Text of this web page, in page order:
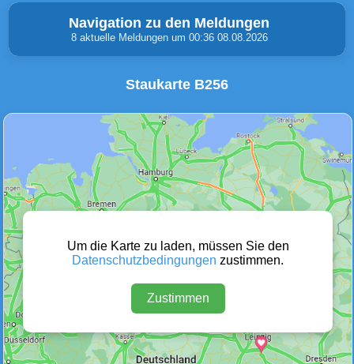
Navigation zu den Meldungen
8 aktuelle Meldungen um 00:36 08.08.2026
Unfälle & Warnungen Stau
(0)
Wetter Warnungen Sperrungen
Defektes Fahrzeug
Staukarte B256
Um die Karte zu laden, müssen Sie den
Datenschutzbedingungen zustimmen.
Zustimmen